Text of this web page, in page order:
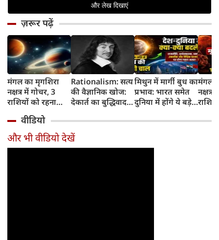
ज़रूर पढ़ें
मंगल का मृगशिरा
नक्षत्र में गोचर, 3
राशियों को रहना
सावधान
Rationalism: सत्य
की वैज्ञानिक खोज:
देकार्त का बुद्धिवाद
का जन्म
मिथुन में मार्गी बुध का
प्रभाव: भारत समेत
दुनिया में होंगे ये बड़े
मंगल
नक्षत्र
किसे
वीडियो
और भी वीडियो देखें